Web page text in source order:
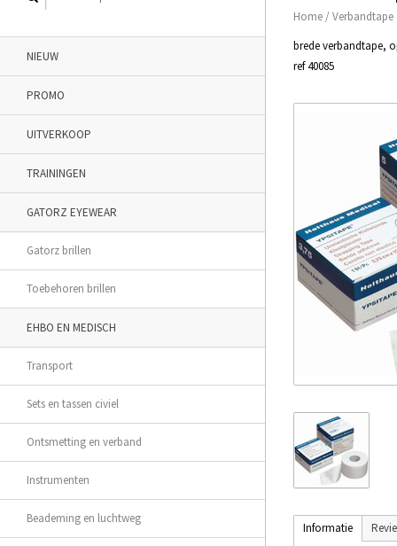
NIEUW
PROMO
UITVERKOOP
TRAININGEN
GATORZ EYEWEAR
Gatorz brillen
Toebehoren brillen
EHBO EN MEDISCH
Transport
Sets en tassen civiel
Ontsmetting en verband
Instrumenten
Beademing en luchtweg
Home /Verbandtape
brede verbandtape,
ref 40085
Informatie